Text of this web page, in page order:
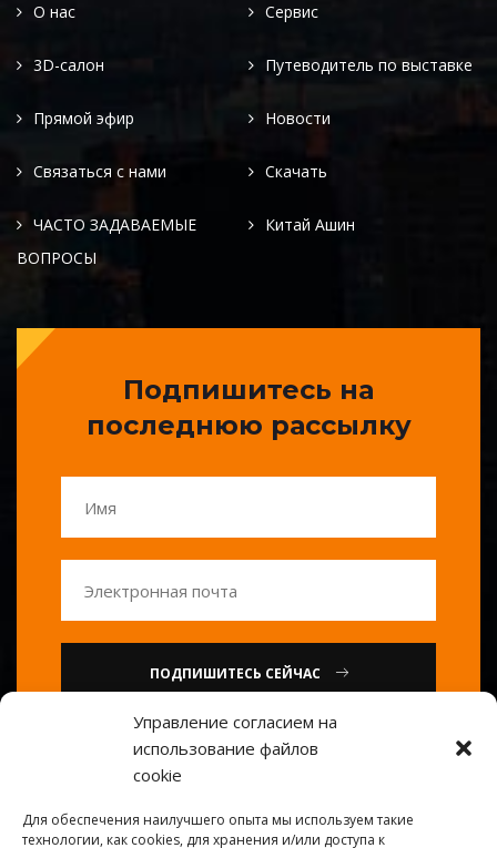
Управление согласием на
использование файлов
cookie
Для обеспечения наилучшего опыта мы используем такие
технологии, как cookies, для хранения и/или доступа к
О нас Сервис
3D-салон Путеводитель по выставке
Прямой эфир Новости
Связаться с нами Скачать
ЧАСТО ЗАДАВАЕМЫЕ
ВОПРОСЫ
Китай Ашин
Подпишитесь на
последнюю рассылку
ПОДПИШИТЕСЬ СЕЙЧАС
или
84739585